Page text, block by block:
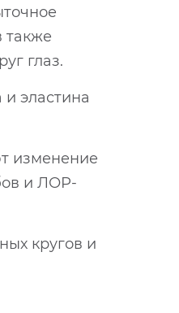
также
глаз.
эластина
изменение
и ЛОР-
кругов и